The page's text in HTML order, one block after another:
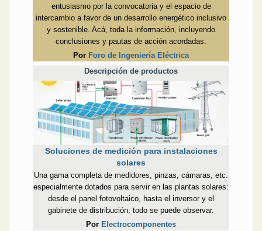
entusiasmo por la convocatoria y el espacio de
intercambio a favor de un desarrollo energético inclusivo
y sostenible. Acá, toda la información, incluyendo
conclusiones y pautas de acción acordadas.
Por Foro de Ingeniería Eléctrica
Descripción de productos
Soluciones de medición para instalaciones
solares
Una gama completa de medidores, pinzas, cámaras, etc.
especialmente dotados para servir en las plantas solares:
desde el panel fotovoltaico, hasta el inversor y el
gabinete de distribución, todo se puede observar.
Por Electrocomponentes